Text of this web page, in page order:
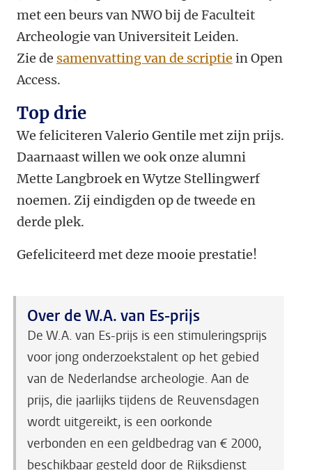
met een beurs van NWO bij de Faculteit
Archeologie van Universiteit Leiden.
Zie de samenvatting van de scriptie in Open
Access.
Top drie
We feliciteren Valerio Gentile met zijn prijs.
Daarnaast willen we ook onze alumni
Mette Langbroek en Wytze Stellingwerf
noemen. Zij eindigden op de tweede en
derde plek.
Gefeliciteerd met deze mooie prestatie!
Over de W.A. van Es-prijs
De W.A. van Es-prijs is een stimuleringsprijs
voor jong onderzoekstalent op het gebied
van de Nederlandse archeologie. Aan de
prijs, die jaarlijks tijdens de Reuvensdagen
wordt uitgereikt, is een oorkonde
verbonden en een geldbedrag van € 2000,
beschikbaar gesteld door de Rijksdienst